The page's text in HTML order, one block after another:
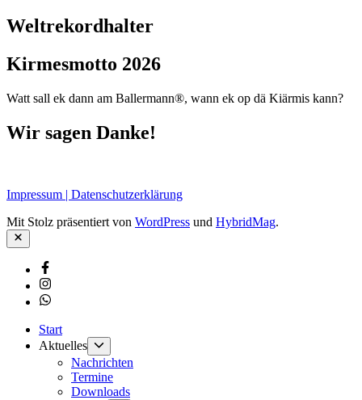
Weltrekordhalter
Kirmesmotto 2026
Watt sall ek dann am Ballermann®, wann ek op dä Kiärmis kann?
Wir sagen Danke!
Impressum | Datenschutzerklärung
Mit Stolz präsentiert von WordPress und HybridMag.
Schließen
Facebook
Instagram
Whatsapp
Start
Aktuelles
anzeigen
Nachrichten
Termine
Downloads